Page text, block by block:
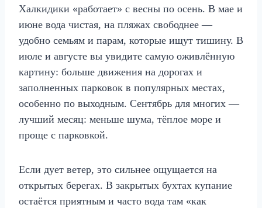
Халкидики «работает» с весны по осень. В мае и
июне вода чистая, на пляжах свободнее —
удобно семьям и парам, которые ищут тишину. В
июле и августе вы увидите самую оживлённую
картину: больше движения на дорогах и
заполненных парковок в популярных местах,
особенно по выходным. Сентябрь для многих —
лучший месяц: меньше шума, тёплое море и
проще с парковкой.
Если дует ветер, это сильнее ощущается на
открытых берегах. В закрытых бухтах купание
остаётся приятным и часто вода там «как